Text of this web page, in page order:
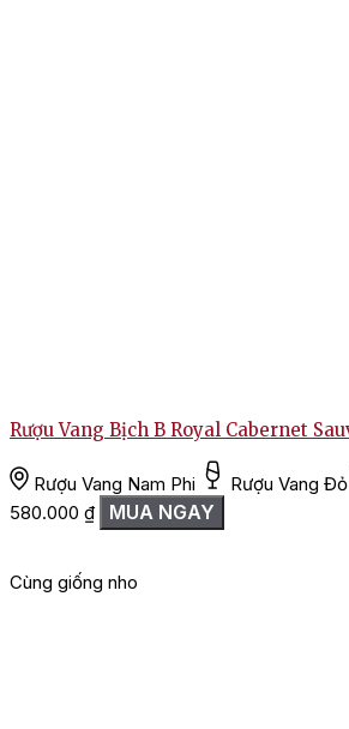
Rượu Vang Bịch B Royal Cabernet
Rượu Vang Nam Phi Rượu Vang Đỏ
580.000 ₫ MUA NGAY
Cùng giống nho